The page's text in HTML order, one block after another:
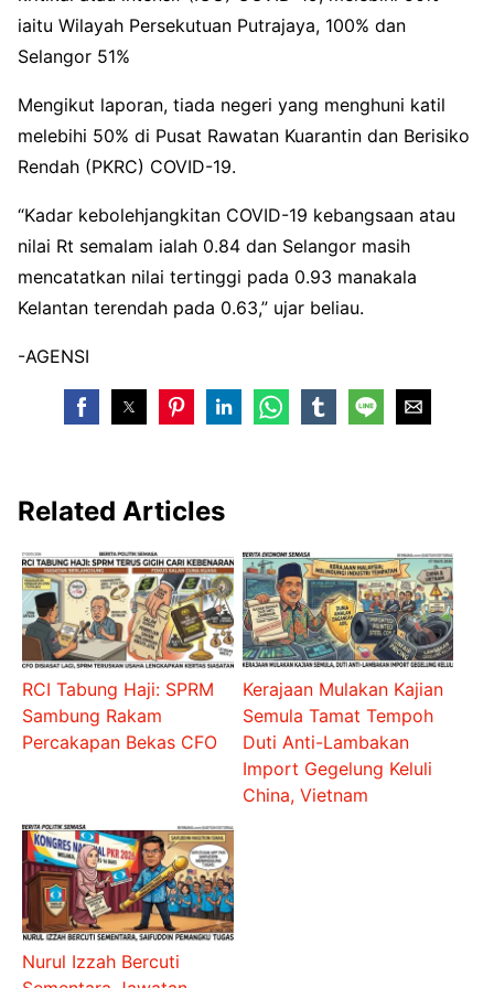
iaitu Wilayah Persekutuan Putrajaya, 100% dan
Selangor 51%
Mengikut laporan, tiada negeri yang menghuni katil
melebihi 50% di Pusat Rawatan Kuarantin dan Berisiko
Rendah (PKRC) COVID-19.
“Kadar kebolehjangkitan COVID-19 kebangsaan atau
nilai Rt semalam ialah 0.84 dan Selangor masih
mencatatkan nilai tertinggi pada 0.93 manakala
Kelantan terendah pada 0.63,” ujar beliau.
-AGENSI
Related Articles
RCI Tabung Haji: SPRM
Sambung Rakam
Percakapan Bekas CFO
Kerajaan Mulakan Kajian
Semula Tamat Tempoh
Duti Anti-Lambakan
Import Gegelung Keluli
China, Vietnam
Nurul Izzah Bercuti